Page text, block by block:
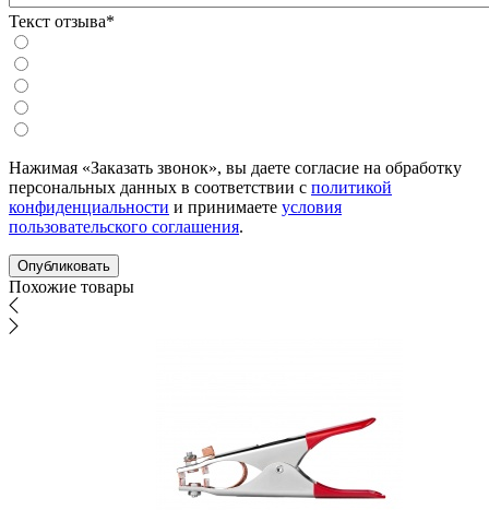
Текст отзыва*
Нажимая «Заказать звонок», вы даете согласие на обработку
персональных данных в соответствии с политикой
конфиденциальности и принимаете условия
пользовательского соглашения.
Похожие товары